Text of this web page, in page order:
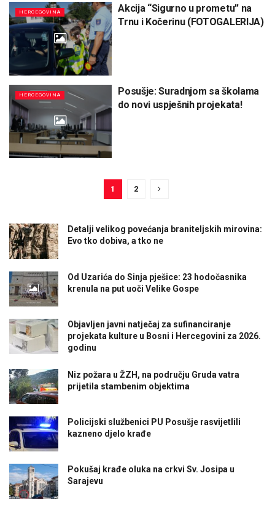
HERCEGOVINA
Akcija “Sigurno u prometu” na
Trnu i Kočerinu (FOTOGALERIJA)
HERCEGOVINA
Posušje: Suradnjom sa školama
do novi uspješnih projekata!
1 2
Detalji velikog povećanja braniteljskih mirovina:
Evo tko dobiva, a tko ne
Od Uzarića do Sinja pješice: 23 hodočasnika
krenula na put uoči Velike Gospe
Objavljen javni natječaj za sufinanciranje
projekata kulture u Bosni i Hercegovini za 2026.
godinu
Niz požara u ŽZH, na području Gruda vatra
prijetila stambenim objektima
Policijski službenici PU Posušje rasvijetlili
kazneno djelo krađe
Pokušaj krađe oluka na crkvi Sv. Josipa u
Sarajevu